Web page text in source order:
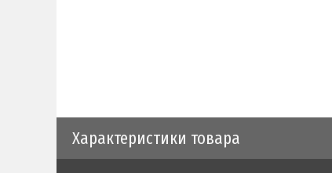
Характеристики товара